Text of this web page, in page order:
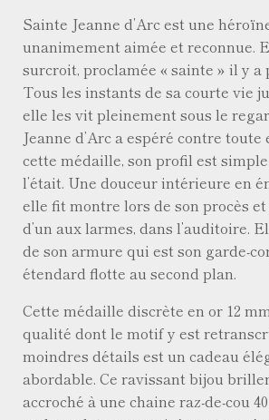
Sainte Jeanne d’Arc est une
unanimement aimée et reconnue.
surcroit, proclamée « sainte » il y a
Tous les instants de sa courte vie
elle les vit pleinement sous le
Jeanne d’Arc a espéré contre toute
cette médaille, son profil est
l’était. Une douceur intérieure en
elle fit montre lors de son procès
d’un aux larmes, dans l’auditoire.
de son armure qui est son garde-
étendard flotte au second plan.
Cette médaille discrète en or 12
qualité dont le motif y est
moindres détails est un cadeau
abordable. Ce ravissant bijou
accroché à une chaine raz-de-cou